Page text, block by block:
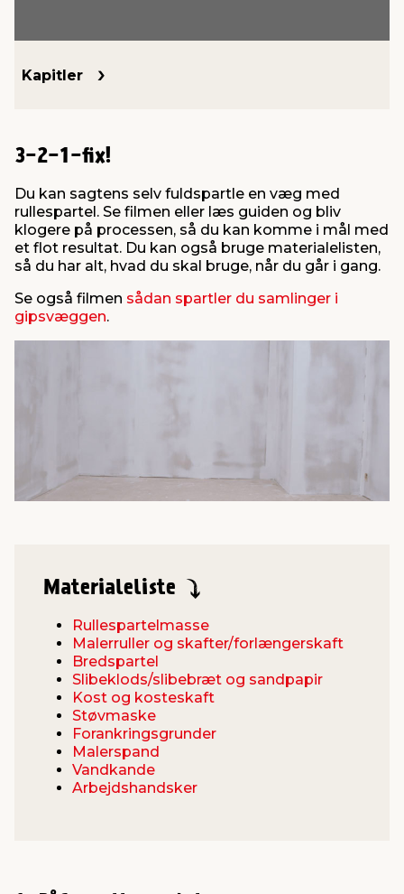
& ukrudt
& standere
& syltning
Kapitler
3-2-1-fix!
Du kan sagtens selv fuldspartle en væg med
rullespartel. Se filmen eller læs guiden og bliv
klogere på processen, så du kan komme i mål med
et flot resultat. Du kan også bruge materialelisten,
så du har alt, hvad du skal bruge, når du går i gang.
Se også filmen sådan spartler du samlinger i
gipsvæggen.
Materialeliste
Rullespartelmasse
Malerruller og skafter/forlængerskaft
Bredspartel
Slibeklods/slibebræt og sandpapir
Kost og kosteskaft
Støvmaske
Forankringsgrunder
Malerspand
Vandkande
Arbejdshandsker